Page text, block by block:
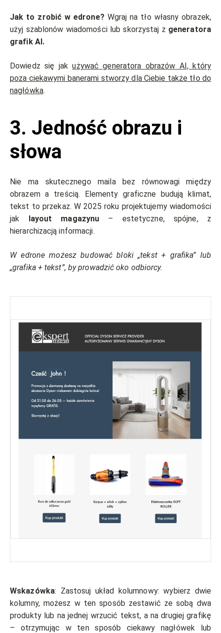
Jak to zrobić w edrone? Wgraj na tło własny obrazek,
użyj szablonów wiadomości lub skorzystaj z generatora
grafik AI.
Dowiedz się jakużywać generatora obrazów AI, który
poza ciekawymi banerami stworzy dla Ciebie także tło do
nagłówka.
3. Jedność obrazu i
słowa
Nie ma skutecznego maila bez równowagi między
obrazem a treścią. Elementy graficzne budują klimat,
tekst to przekaz. W 2025 roku projektujemy wiadomości
jak layout magazynu – estetyczne, spójne, z
hierarchizacją informacji.
W edrone możesz budować bloki „tekst + grafika” lub
„grafika + tekst”, by prowadzić oko odbiorcy.
Wskazówka: Zastosuj układ kolumnowy: wybierz dwie
kolumny, możesz w ten sposób zestawić ze sobą dwa
produkty lub na jednej wrzucić tekst, a na drugiej grafikę
– otrzymując w ten sposób ciekawy nagłówek lub